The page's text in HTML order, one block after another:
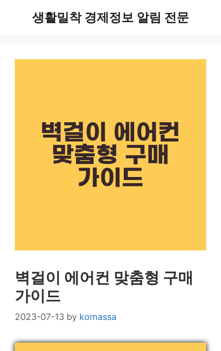
생활밀착 경제정보 알림 전문
벽걸이 에어컨 맞춤형 구매
가이드
2023-07-13 by komassa